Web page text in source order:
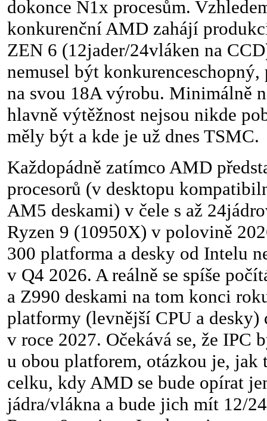
dokonce N1x procesům.
konkurenční AMD zahájí
ZEN 6 (12jader/24vláken na
nemusel být
na svou 18A výrobu. Minimálně
hlavně výtěžnost nejsou nikde
měly být a kde je už dnes TSMC.
Každopádně zatímco AMD
procesorů (v desktopu
AM5 deskami) v čele s až
Ryzen 9 (10950X) v polovině
300 platforma a desky od Intelu
v Q4 2026. A reálně se spíše
a Z990 deskami na tom konci
platformy (levnější CPU a desky)
v roce 2027. Očekává se, že IPC
u obou platforem, otázkou je, jak
celku, kdy AMD se bude opírat
jádra/vlákna a bude jich mít 12/